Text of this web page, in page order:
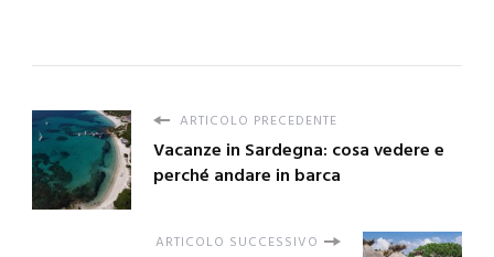
ARTICOLO PRECEDENTE
Vacanze in Sardegna: cosa vedere e
perché andare in barca
ARTICOLO SUCCESSIVO